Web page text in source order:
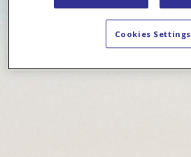
Cookies Settings